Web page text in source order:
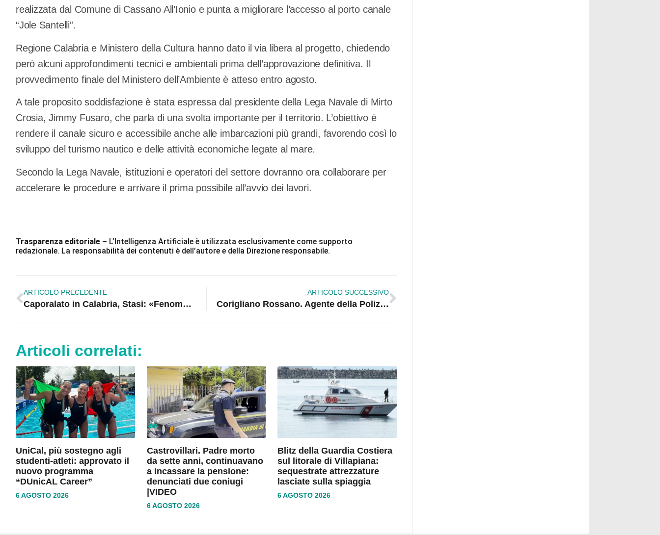
realizzata dal Comune di Cassano All’Ionio e punta a migliorare l’accesso al porto canale
“Jole Santelli”.
Regione Calabria e Ministero della Cultura hanno dato il via libera al progetto, chiedendo
però alcuni approfondimenti tecnici e ambientali prima dell’approvazione definitiva. Il
provvedimento finale del Ministero dell’Ambiente è atteso entro agosto.
A tale proposito soddisfazione è stata espressa dal presidente della Lega Navale di Mirto
Crosia, Jimmy Fusaro, che parla di una svolta importante per il territorio. L’obiettivo è
rendere il canale sicuro e accessibile anche alle imbarcazioni più grandi, favorendo così lo
sviluppo del turismo nautico e delle attività economiche legate al mare.
Secondo la Lega Navale, istituzioni e operatori del settore dovranno ora collaborare per
accelerare le procedure e arrivare il prima possibile all’avvio dei lavori.
Trasparenza editoriale – L’Intelligenza Artificiale è utilizzata esclusivamente come supporto
redazionale. La responsabilità dei contenuti è dell’autore e della Direzione responsabile.
ARTICOLO PRECEDENTE
Caporalato in Calabria, Stasi: «Fenomeno ancora difficile da contrastare»
ARTICOLO SUCCESSIVO
Corigliano Rossano. Agente della Polizia municipale aggredita dal marito: l’uomo è stato arrestato
Articoli correlati:
UniCal, più sostegno agli
studenti-atleti: approvato il
nuovo programma
“DUnicAL Career”
6 AGOSTO 2026
Castrovillari. Padre morto
da sette anni, continuavano
a incassare la pensione:
denunciati due coniugi
|VIDEO
6 AGOSTO 2026
Blitz della Guardia Costiera
sul litorale di Villapiana:
sequestrate attrezzature
lasciate sulla spiaggia
6 AGOSTO 2026